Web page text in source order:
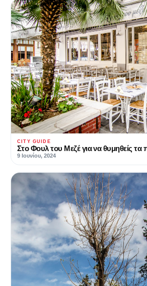
CITY GUIDE
Στο Φουλ του Μεζέ για να θυμηθείς τα
9 Ιουνίου, 2024